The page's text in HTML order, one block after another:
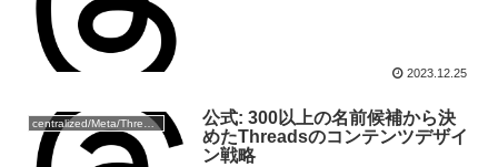
2023.12.25
centralized/Meta/Threads
公式: 300以上の名前候補から決
めたThreadsのコンテンツデザイ
ン戦略